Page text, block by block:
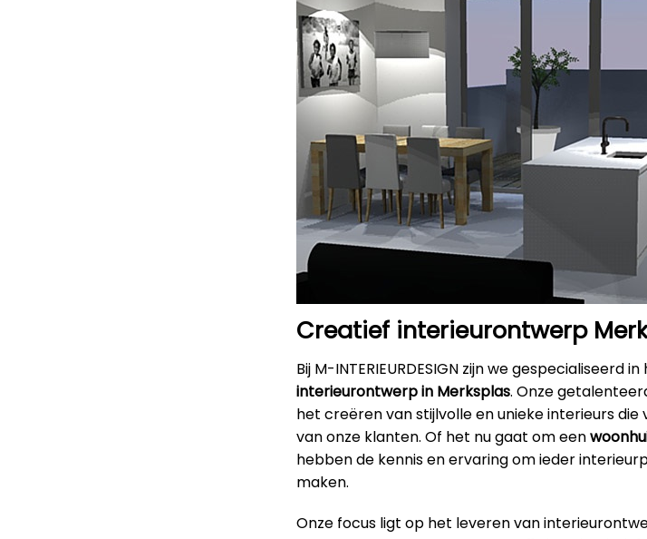
Creatief interieurontwerp
Bij M-INTERIEURDESIGN zijn we gespecialiseerd
interieurontwerp in Merksplas. Onze
het creëren van stijlvolle en unieke interieurs
van onze klanten. Of het nu gaat om een
hebben de kennis en ervaring om ieder
maken.
Onze focus ligt op het leveren van